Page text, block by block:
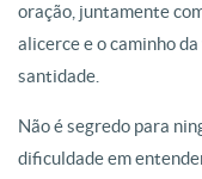
oração, juntamente
alicerce e o caminho
santidade.
Não é segredo para
dificuldade em